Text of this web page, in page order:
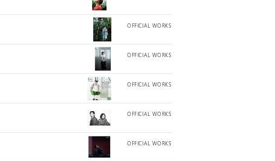
OFFICIAL WORKS
OFFICIAL WORKS
OFFICIAL WORKS
OFFICIAL WORKS
OFFICIAL WORKS